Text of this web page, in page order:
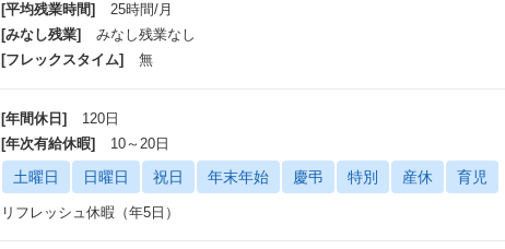
・チームAの例：課長1名、課長代理1名、一般1名、BP複数名のチーム。女性
・チームBの例：課長1名、課長代理1名、一般4名、BP複数名のチーム。女
y、WebAPサーバー製品（イントラマート）、
RDBMS製品（Oracle/Postgres）、運用管理
②インターネットバンキングシステム：Linuxサーバ、WebAPサーバー製品
e）、運用管理製品（JP1）、仮想化基盤（Nutanix）
③大規模NW基盤・ESB基盤システム ：Linuxサーバ、ファイル転送製品
[平均残業時間]
25時間/月
[みなし残業]
みなし残業なし
[フレックスタイム]
無
[年間休日]
120日
[年次有給休暇]
10～20日
土曜日 日曜日 祝日 年末年始 慶弔 特別 産休 育児
リフレッシュ休暇（年5日）